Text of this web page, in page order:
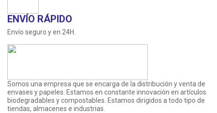
ENVÍO RÁPIDO
Envío seguro y en 24H.
Somos una empresa que se encarga de la distribución y venta de
envases y papeles. Estamos en constante innovación en artículos
biodegradables y compostables. Estamos dirigidos a todo tipo de
tiendas, almacenes e industrias.